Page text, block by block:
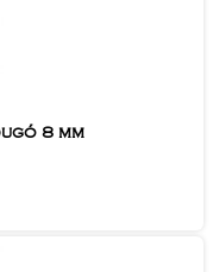
8 mm